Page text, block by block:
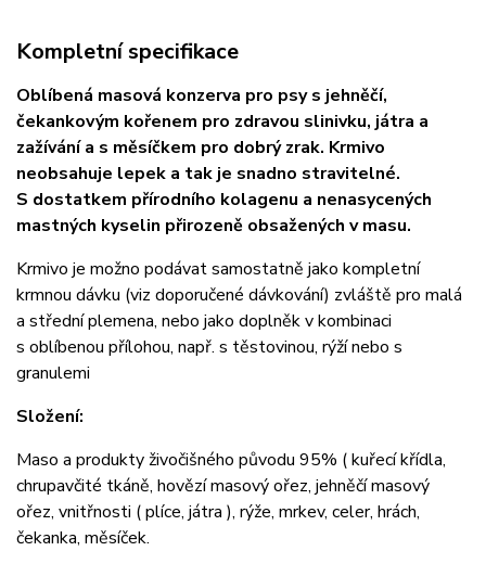
Kompletní specifikace
Oblíbená masová konzerva pro psy s jehněčí,
čekankovým kořenem pro zdravou slinivku, játra a
zažívání a s měsíčkem pro dobrý zrak. Krmivo
neobsahuje lepek a tak je snadno stravitelné.
S dostatkem přírodního kolagenu a nenasycených
mastných kyselin přirozeně obsažených v masu.
Krmivo je možno podávat samostatně jako kompletní
krmnou dávku (viz doporučené dávkování) zvláště pro malá
a střední plemena, nebo jako doplněk v kombinaci
s oblíbenou přílohou, např. s těstovinou, rýží nebo s
granulemi
Složení:
Maso a produkty živočišného původu 95% ( kuřecí křídla,
chrupavčité tkáně, hovězí masový ořez, jehněčí masový
ořez, vnitřnosti ( plíce, játra ), rýže, mrkev, celer, hrách,
čekanka, měsíček.